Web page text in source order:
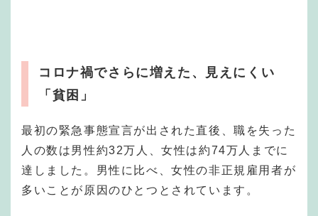
コロナ禍でさらに増えた、見えにくい
「貧困」
最初の緊急事態宣言が出された直後、職を失った
人の数は男性約32万人、女性は約74万人までに
達しました。男性に比べ、女性の非正規雇用者が
多いことが原因のひとつとされています。